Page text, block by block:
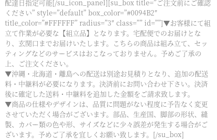
配達日指定可能[/su_icon_panel][su_box title=”ご注文前にご確認
ください” style=”default” box_color=”#0094B2″
title_color=”#FFFFFF” radius=”3″ class=”” id=””]▼お客様にて組
立て作業が必要な【組立品】となります。宅配便でのお届けとな
り、玄関口までお届けいたします。こちらの商品は組み立て、セッ
ティングなどのサービスはおこなっておりません。予めご了承の
上、ご注文ください。
▼沖縄・北海道・離島への配送は別途お見積りとなり、追加の配送
料・中継料が必要になります。決済前にお問い合わせ下さい。決済
後に確定した送料・中継料を追加した金額をご請求致します。
▼商品の仕様やデザインは、品質に問題がない程度に予告なく変更
させていただく場合がございます。部品、生産国、脚部の形状、縫
製、カバー類の色や形、サイズなどに少々誤差が発生する場合がご
ざいます。予めご了承を宜しくお願い致します。[/su_box]